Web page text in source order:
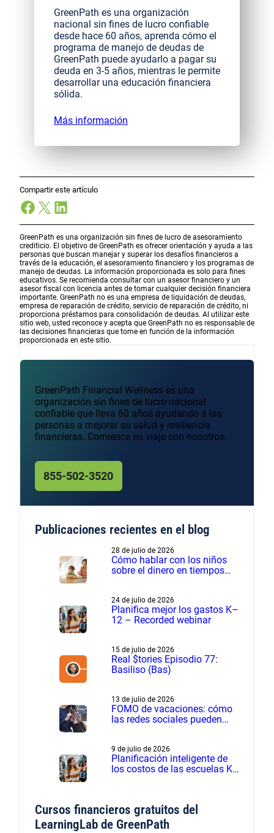
GreenPath es una organización
nacional sin fines de lucro confiable
desde hace 60 años, aprenda cómo el
programa de manejo de deudas de
GreenPath puede ayudarlo a pagar su
deuda en 3-5 años, mientras le permite
desarrollar una educación financiera
sólida.
Más información
Compartir este artículo
Facebook
X LinkedIn
GreenPath es una organización sin fines de lucro de asesoramiento
crediticio. El objetivo de GreenPath es ofrecer orientación y ayuda a las
personas que buscan manejar y superar los desafíos financieros a
través de la educación, el asesoramiento financiero y los programas de
manejo de deudas. La información proporcionada es solo para fines
educativos. Se recomienda consultar con un asesor financiero y un
asesor fiscal con licencia antes de tomar cualquier decisión financiera
importante. GreenPath no es una empresa de liquidación de deudas,
empresa de reparación de crédito, servicio de reparación de crédito, ni
proporciona préstamos para consolidación de deudas. Al utilizar este
sitio web, usted reconoce y acepta que GreenPath no es responsable de
las decisiones financieras que tome en función de la información
proporcionada en este sitio.
GreenPath Financial Wellness es una
organización sin fines de lucro nacional
confiable que lleva 60 años ayudando a las
personas a mejorar su salud y resiliencia
financieras. Comience su viaje con nosotros.
855-502-3520
Publicaciones recientes en el blog
28 de julio de 2026
Cómo hablar con los niños
sobre el dinero en tiempos
24 de julio de 2026
Planifica mejor los gastos K–
12 – Recorded webinar
15 de julio de 2026
Real $tories Episodio 77:
Basiliso (Bas)
13 de julio de 2026
FOMO de vacaciones: cómo
las redes sociales pueden
9 de julio de 2026
Planificación inteligente de
los costos de las escuelas K-
Cursos financieros gratuitos del
LearningLab de GreenPath